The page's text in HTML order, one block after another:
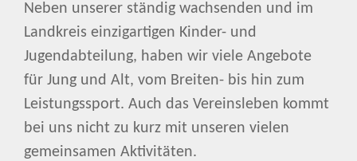
Neben unserer ständig wachsenden und im
Landkreis einzigartigen Kinder- und
Jugendabteilung, haben wir viele Angebote
für Jung und Alt, vom Breiten- bis hin zum
Leistungssport. Auch das Vereinsleben kommt
bei uns nicht zu kurz mit unseren vielen
gemeinsamen Aktivitäten.